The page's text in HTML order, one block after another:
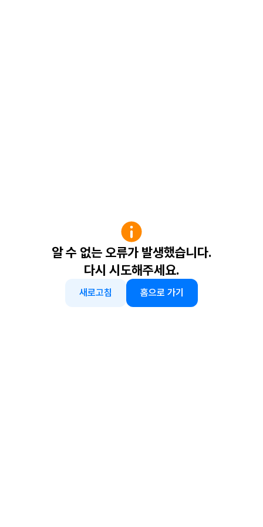
알 수 없는 오류가 발생했습니다.
다시 시도해주세요.
새로고침 홈으로 가기